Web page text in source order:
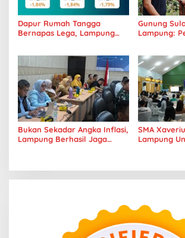
Dapur Rumah Tangga
Bernapas Lega, Lampung
Gunung
Lampung:
Bukan Sekadar Angka Inflasi,
Lampung Berhasil Jaga
SMA
Lampung